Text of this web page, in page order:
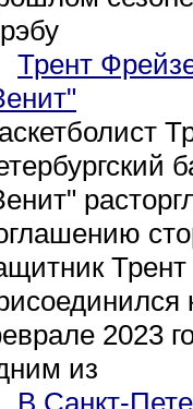
Трент
2023
из
В Санкт-